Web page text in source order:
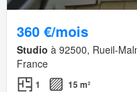
360 €/mois
Studio à 92500, Rueil-
France
1 15 m²